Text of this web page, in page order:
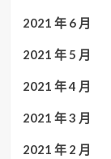
2021 年 6 月
2021 年 5 月
2021 年 4 月
2021 年 3 月
2021 年 2 月